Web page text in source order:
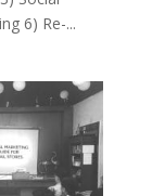
6) Re-...